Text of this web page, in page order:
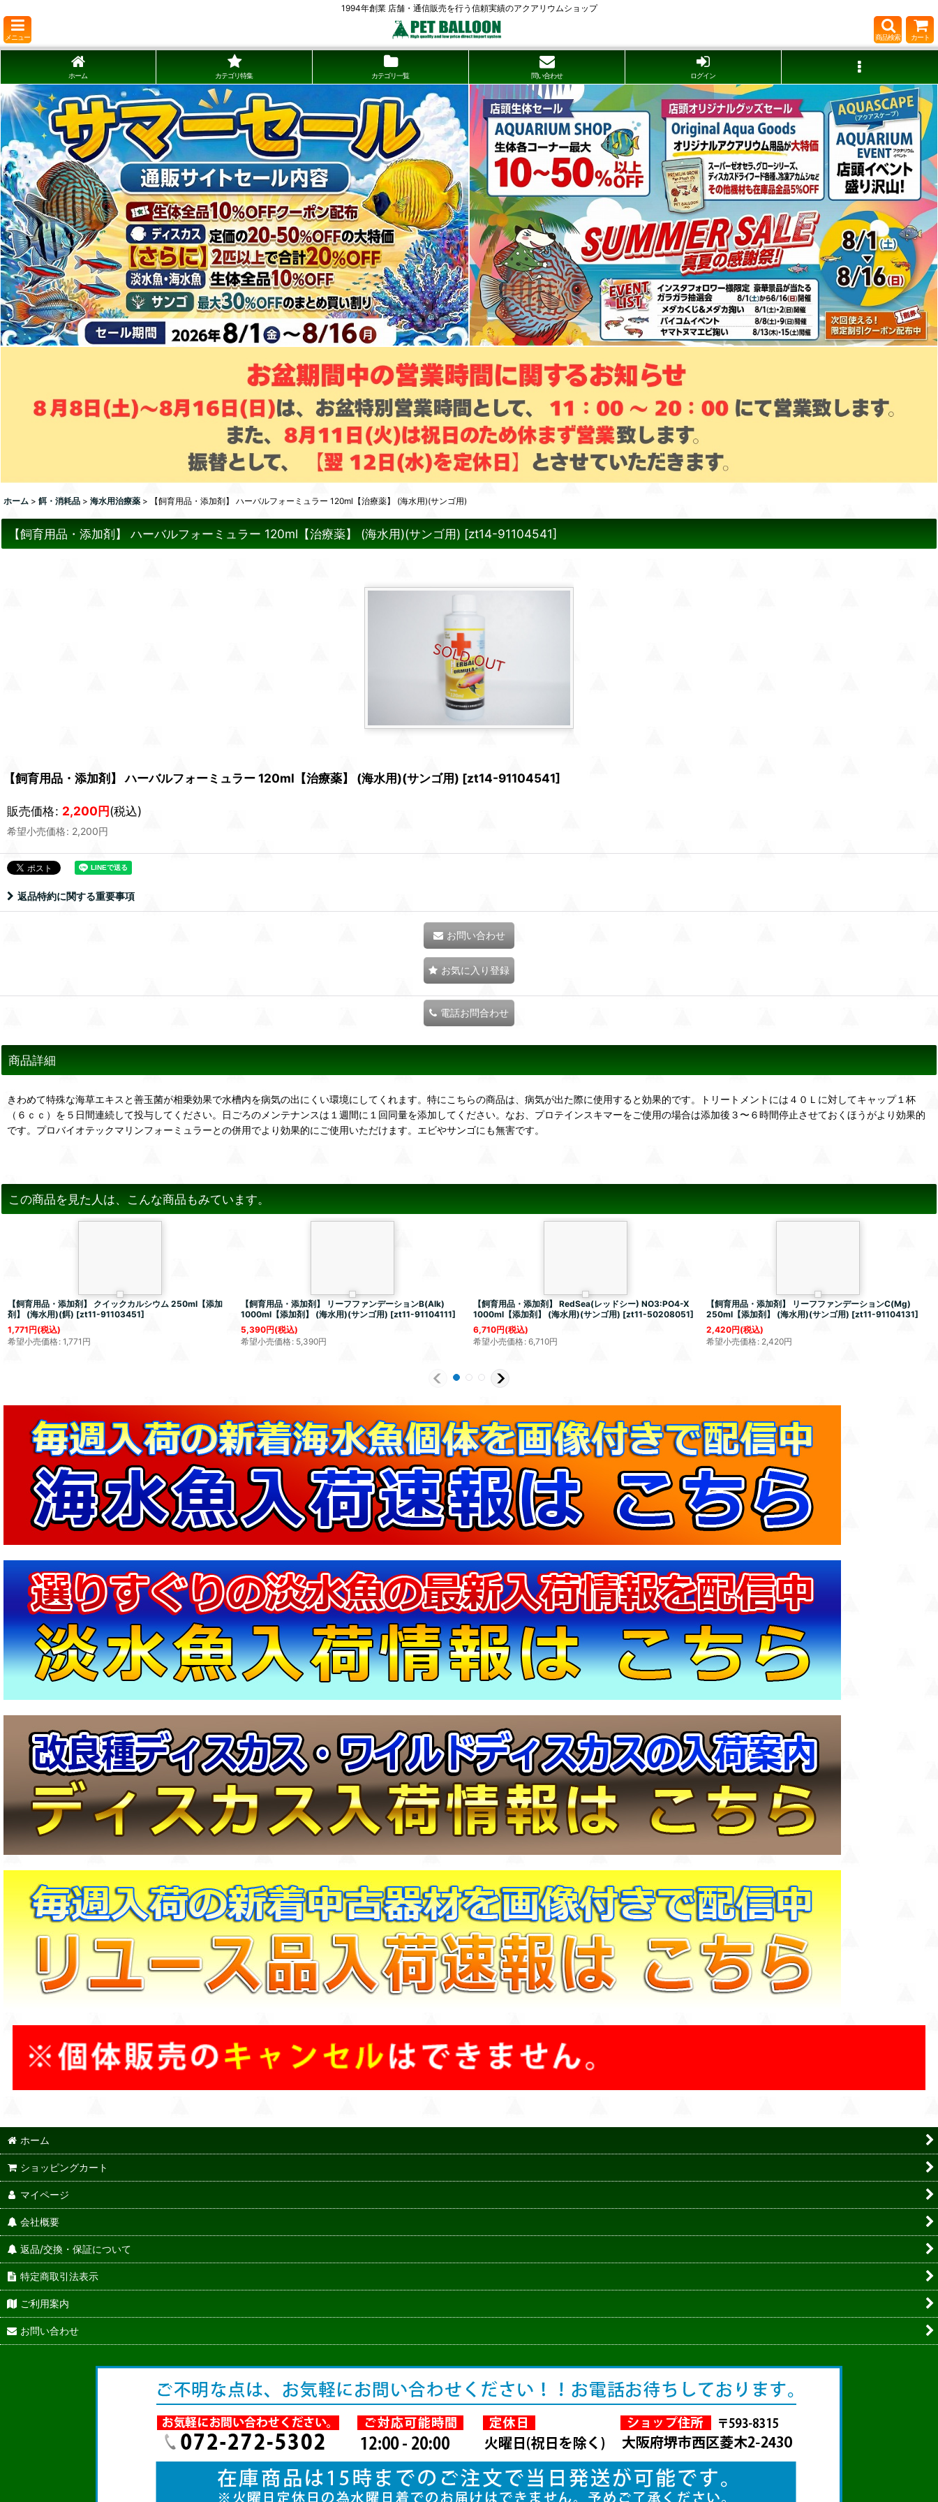
1994年創業 店舗・通信販売を行う信頼実績のアクアリウムショップ
メニュー 商品検索 カート
ホーム カテゴリ特集 カテゴリ一覧 問い合わせ ログイン
ホーム > 餌・消耗品 > 海水用治療薬 > 【飼育用品・添加剤】 ハーバルフォーミュラー 120ml【治療薬】 (海水用)(サンゴ用)
【飼育用品・添加剤】 ハーバルフォーミュラー 120ml【治療薬】 (海水用)(サンゴ用) [zt14-91104541]
【飼育用品・添加剤】 ハーバルフォーミュラー 120ml【治療薬】 (海水用)(サンゴ用) [zt14-91104541]
販売価格: 2,200円(税込)
希望小売価格: 2,200円
返品特約に関する重要事項
お問い合わせ
お気に入り登録
電話お問合わせ
商品詳細
きわめて特殊な海草エキスと善玉菌が相乗効果で水槽内を病気の出にくい環境にしてくれます。特にこちらの商品は、病気が出た際に使用すると効果的です。トリートメントには４０Ｌに対してキャップ１杯
（６ｃｃ）を５日間連続して投与してください。日ごろのメンテナンスは１週間に１回同量を添加してください。なお、プロテインスキマーをご使用の場合は添加後３〜６時間停止させておくほうがより効果的
です。プロバイオテックマリンフォーミュラーとの併用でより効果的にご使用いただけます。エビやサンゴにも無害です。
この商品を見た人は、こんな商品もみています。
【飼育用品・添加剤】 クイックカルシウム 250ml【添加
剤】 (海水用)(餌) [zt11-91103451]
1,771円(税込)
希望小売価格: 1,771 円
【飼育用品・添加剤】 リーフファンデーションB(Alk)
1000ml【添加剤】 (海水用)(サンゴ用) [zt11-91104111]
5,390円(税込)
希望小売価格: 5,390円
【飼育用品・添加剤】 RedSea(レッドシー) NO3:PO4-X
1000ml【添加剤】 (海水用)(サンゴ用) [zt11-50208051]
6,710円(税込)
希望小売価格: 6,710円
【飼育用品・添加剤】 リーフファンデーションC(Mg)
250ml【添加剤】 (海水用)(サンゴ用) [zt11-91104131]
2,420円(税込)
希望小売価格: 2,420円
ホーム
ショッピングカート
マイページ
会社概要
返品/交換・保証について
特定商取引法表示
ご利用案内
お問い合わせ